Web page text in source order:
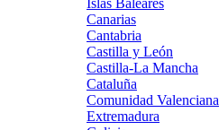
Islas Baleares
Canarias
Cantabria
Castilla y León
Castilla-La Mancha
Cataluña
Comunidad Valenciana
Extremadura